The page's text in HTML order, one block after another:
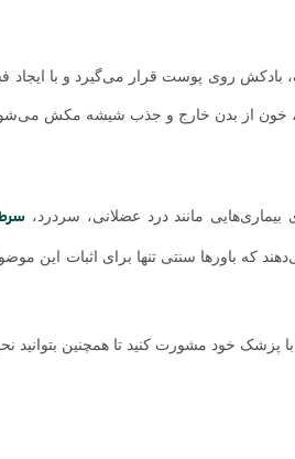
روی پوست قرار می‌گیرد و با ایجاد
خون از بدن خارج و جذب شیشه مکش
مانند درد عضلانی، سردرد،
که باورها سنتی تنها برای اثبات این
پزشک خود مشورت کنید تا همچنین بتوانید